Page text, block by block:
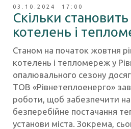
03.10.2024 17:00
Скільки становить
котелень і
Станом на початок жовтня
котелень і тепломереж у
опалювального сезону
ТОВ «Рівнетеплоенерго»
роботи, щоб забезпечити
безперебійне постачання
установи міста. Зокрема,